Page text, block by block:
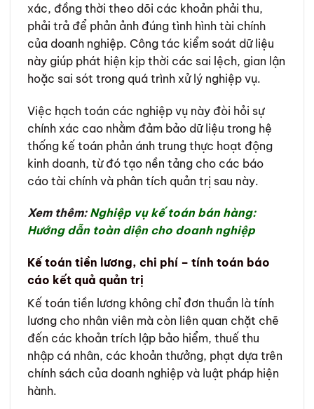
xác, đồng thời theo dõi các khoản phải thu,
phải trả để phản ảnh đúng tình hình tài chính
của doanh nghiệp. Công tác kiểm soát dữ liệu
này giúp phát hiện kịp thời các sai lệch, gian lận
hoặc sai sót trong quá trình xử lý nghiệp vụ.
Việc hạch toán các nghiệp vụ này đòi hỏi sự
chính xác cao nhằm đảm bảo dữ liệu trong hệ
thống kế toán phản ánh trung thực hoạt động
kinh doanh, từ đó tạo nền tảng cho các báo
cáo tài chính và phân tích quản trị sau này.
Xem thêm: Nghiệp vụ kế toán bán hàng:
Hướng dẫn toàn diện cho doanh nghiệp
Kế toán tiền lương, chi phí – tính toán báo
cáo kết quả quản trị
Kế toán tiền lương không chỉ đơn thuần là tính
lương cho nhân viên mà còn liên quan chặt chẽ
đến các khoản trích lập bảo hiểm, thuế thu
nhập cá nhân, các khoản thưởng, phạt dựa trên
chính sách của doanh nghiệp và luật pháp hiện
hành.